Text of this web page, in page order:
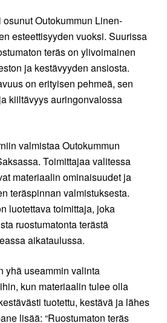
Outokummun Linen-
esteettisyyden vuoksi. Suurissa
teräs on ylivoimainen
ja kestävyyden ansiosta.
on erityisen pehmeä, sen
kiiltävyys auringonvalossa
valmistaa Outokummun
Toimittajaa valitessa
materiaalin ominaisuudet ja
teräspinnan valmistuksesta.
luotettava toimittaja, joka
ruostumatonta terästä
aikataulussa.
yhä useammin valinta
kun materiaalin tulee olla
tuotettu, kestävä ja lähes
lisää: “Ruostumaton teräs